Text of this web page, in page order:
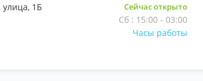
улица, 1Б Сейчас открыто
Сб : 15:00 - 03:00
Часы работы